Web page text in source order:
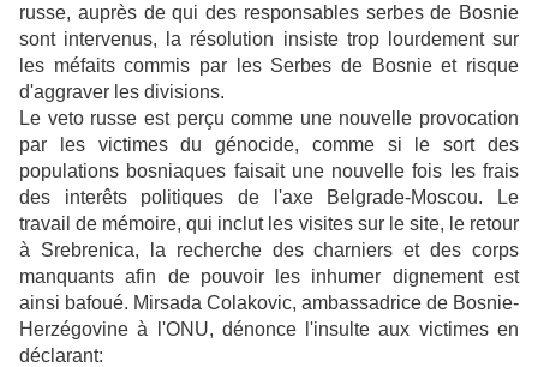
russe, auprès de qui des responsables serbes de Bosnie
sont intervenus, la résolution insiste trop lourdement sur
les méfaits commis par les Serbes de Bosnie et risque
d'aggraver les divisions.
Le veto russe est perçu comme une nouvelle provocation
par les victimes du génocide, comme si le sort des
populations bosniaques faisait une nouvelle fois les frais
des interêts politiques de l'axe Belgrade-Moscou. Le
travail de mémoire, qui inclut les visites sur le site, le retour
à Srebrenica, la recherche des charniers et des corps
manquants afin de pouvoir les inhumer dignement est
ainsi bafoué. Mirsada Colakovic, ambassadrice de Bosnie-
Herzégovine à l'ONU, dénonce l'insulte aux victimes en
déclarant: